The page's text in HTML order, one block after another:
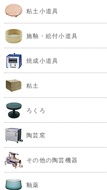
粘土小道具
施釉・絵付小道具
焼成小道具
粘土
ろくろ
陶芸窯
その他の陶芸機器
釉薬